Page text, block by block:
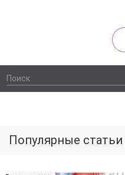
Популярные статьи